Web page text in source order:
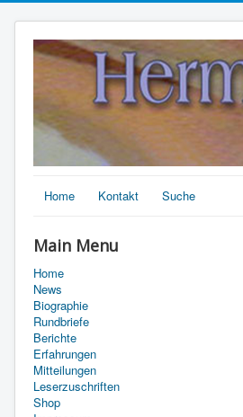
Home Kontakt Suche
Main Menu
Home
News
Biographie
Rundbriefe
Berichte
Erfahrungen
Mitteilungen
Leserzuschriften
Shop